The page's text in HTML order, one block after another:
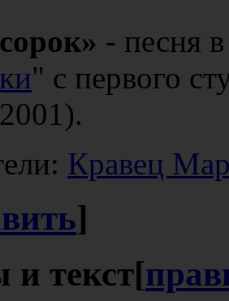
- песня
" с первого
Кравец
]
и текст[